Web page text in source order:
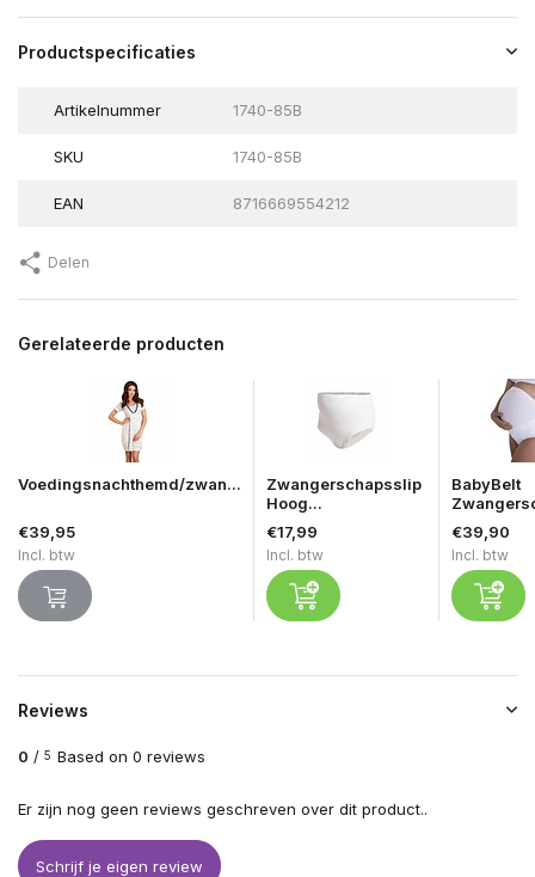
Productspecificaties
Artikelnummer 1740-85B
SKU 1740-85B
EAN 8716669554212
Delen
Gerelateerde producten
Voedingsnachthemd/zwan...
€39,95
Incl. btw
Zwangerschapsslip
Hoog...
€17,99
Incl. btw
BabyBelt
€39,90
Incl. btw
Reviews
0 / 5 Based on 0 reviews
Er zijn nog geen reviews geschreven over dit product..
Schrijf je eigen review